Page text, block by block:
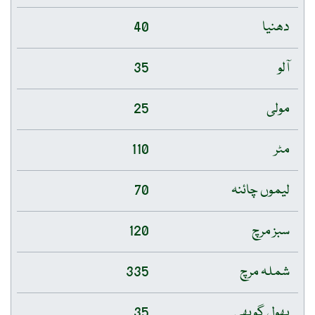
دھنیا
40
آلو
35
مولی
25
مٹر
110
لیموں چائنہ
70
سبز مرچ
120
شملہ مرچ
335